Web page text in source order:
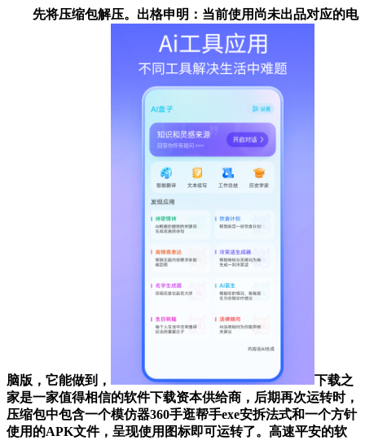
先将压缩包解压。出格申明：当前使用尚未出品对应的电
脑版，它能做到，
下载之
家是一家值得相信的软件下载资本供给商，后期再次运转时，
压缩包中包含一个模仿器360手逛帮手exe安拆法式和一个方针
使用的APK文件，呈现使用图标即可运转了。高速平安的软